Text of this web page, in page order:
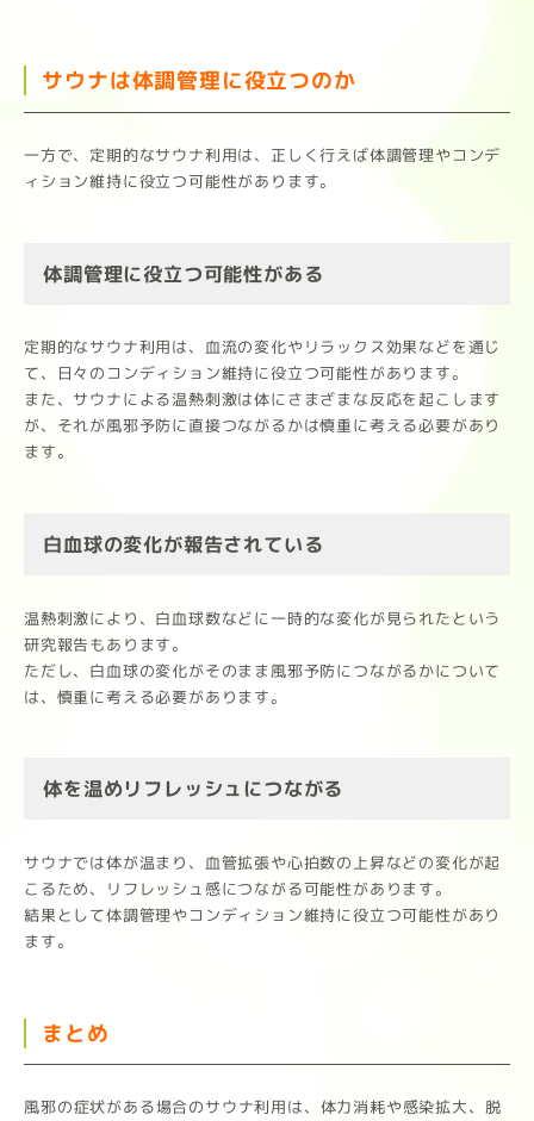
サウナは体調管理に役立つのか
一方で、定期的なサウナ利用は、正しく行えば体調管理やコンデ
ィション維持に役立つ可能性があります。
体調管理に役立つ可能性がある
定期的なサウナ利用は、血流の変化やリラックス効果などを通じ
て、日々のコンディション維持に役立つ可能性があります。
また、サウナによる温熱刺激は体にさまざまな反応を起こします
が、それが風邪予防に直接つながるかは慎重に考える必要があり
ます。
白血球の変化が報告されている
温熱刺激により、白血球数などに一時的な変化が見られたという
研究報告もあります。
ただし、白血球の変化がそのまま風邪予防につながるかについて
は、慎重に考える必要があります。
体を温めリフレッシュにつながる
サウナでは体が温まり、血管拡張や心拍数の上昇などの変化が起
こるため、リフレッシュ感につながる可能性があります。
結果として体調管理やコンディション維持に役立つ可能性があり
ます。
まとめ
風邪の症状がある場合のサウナ利用は、体力消耗や感染拡大、脱